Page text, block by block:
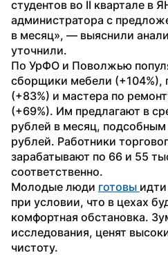
студентов во II квартале в
администратора с
в месяц», — выяснили
уточнили.
По УрФО и Поволжью
сборщики мебели (+104%),
(+83%) и мастера по
(+69%). Им предлагают в
рублей в месяц,
рублей. Работники
зарабатывают по 66 и 55
соответственно.
Молодые люди готовы
при условии, что в цехах
комфортная обстановка.
исследования, ценят
чистоту.